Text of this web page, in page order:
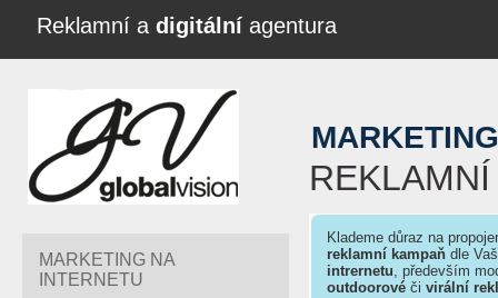
Reklamní a digitální agentura
MARKETING NA
INTERNETU
MARKETING
Klademe důraz na
reklamní kampaň dle
intrernetu, především
outdoorové či virální